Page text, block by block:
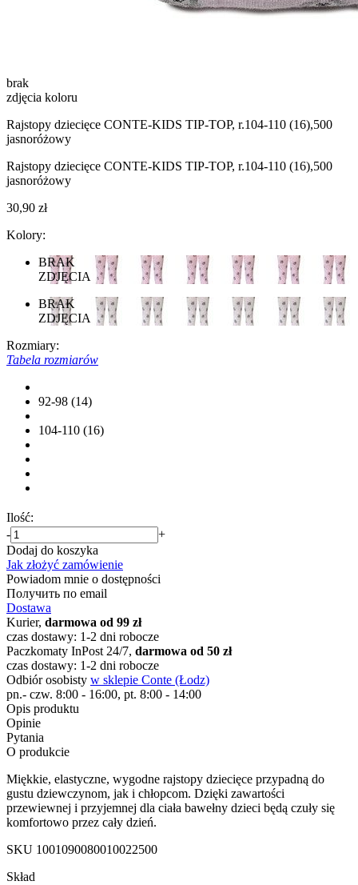
brak
zdjęcia koloru
Rajstopy dziecięce CONTE-KIDS TIP-TOP, r.104-110 (16),500
jasnoróżowy
Rajstopy dziecięce CONTE-KIDS TIP-TOP, r.104-110 (16),500
jasnoróżowy
30,90 zł
Kolory:
BRAK
ZDJĘCIA
BRAK
ZDJĘCIA
Rozmiary:
Tabela rozmiarów
92-98 (14)
104-110 (16)
Ilość:
-
+
Dodaj do koszyka
Jak złożyć zamówienie
Powiadom mnie o dostępności
Получить по email
Dostawa
Kurier, darmowa od 99 zł
czas dostawy: 1-2 dni robocze
Paczkomaty InPost 24/7, darmowa od 50 zł
czas dostawy: 1-2 dni robocze
Odbiór osobisty w sklepie Conte (Łodz)
pn.- czw. 8:00 - 16:00, pt. 8:00 - 14:00
Opis produktu
Opinie
Pytania
O produkcie
Miękkie, elastyczne, wygodne rajstopy dziecięce przypadną do
gustu dziewczynom, jak i chłopcom. Dzięki zawartości
przewiewnej i przyjemnej dla ciała bawełny dzieci będą czuły się
komfortowo przez cały dzień.
SKU 1001090080010022500
Skład